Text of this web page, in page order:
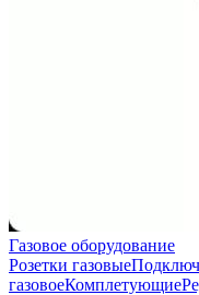
Газовое оборудование
Розетки газовые
газовоеКомплетующие